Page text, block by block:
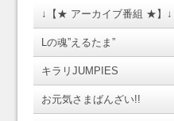
↓【★ アーカイブ番組 ★】↓
Lの魂”えるたま”
キラリJUMPIES
お元気さまばんざい!!